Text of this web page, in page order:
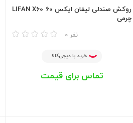
روکش صندلی لیفان ایکس 60 LIFAN X60
چرمی
0 نفر
خرید با دیجی‌کالا
تماس برای قیمت